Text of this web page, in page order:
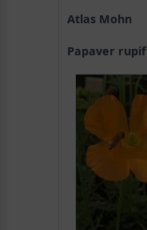
Atlas Mohn
Papaver